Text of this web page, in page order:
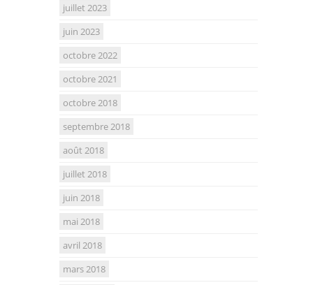
juillet 2023
juin 2023
octobre 2022
octobre 2021
octobre 2018
septembre 2018
août 2018
juillet 2018
juin 2018
mai 2018
avril 2018
mars 2018